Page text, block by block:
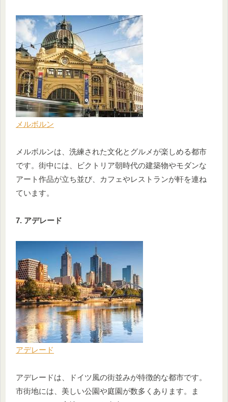
メルボルン
メルボルンは、洗練された文化とグルメが楽しめる都市
です。街中には、ビクトリア朝時代の建築物やモダンな
アート作品が立ち並び、カフェやレストランが軒を連ね
ています。
7. アデレード
アデレード
アデレードは、ドイツ風の街並みが特徴的な都市です。
市街地には、美しい公園や庭園が数多くあります。ま